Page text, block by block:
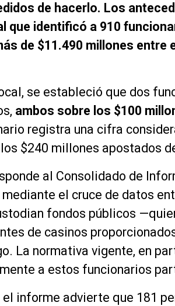
de hacerlo. Los
que identificó a 910
de $11.490 millones entre
se estableció que dos
ambos sobre los $100
registra una cifra
$240 millones apostados
al Consolidado de
mediante el cruce de datos
fondos públicos
de casinos
La normativa vigente, en
a estos funcionarios
informe advierte que 181